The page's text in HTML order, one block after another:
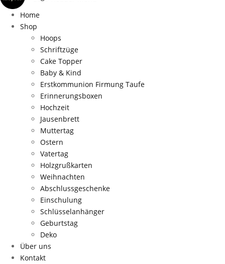
Home
Shop
Hoops
Schriftzüge
Cake Topper
Baby & Kind
Erstkommunion Firmung Taufe
Erinnerungsboxen
Hochzeit
Jausenbrett
Muttertag
Ostern
Vatertag
Holzgrußkarten
Weihnachten
Abschlussgeschenke
Einschulung
Schlüsselanhänger
Geburtstag
Deko
Über uns
Kontakt